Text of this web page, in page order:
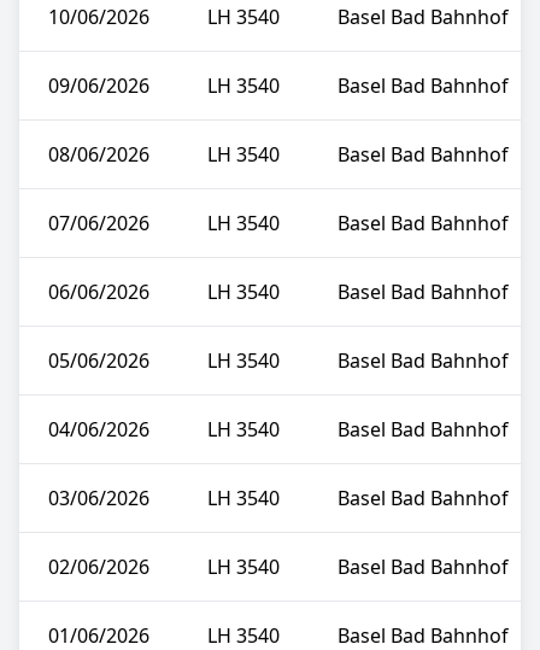
10/06/2026 LH 3540 Basel Bad Bahnhof
09/06/2026 LH 3540 Basel Bad Bahnhof
08/06/2026 LH 3540 Basel Bad Bahnhof
07/06/2026 LH 3540 Basel Bad Bahnhof
06/06/2026 LH 3540 Basel Bad Bahnhof
05/06/2026 LH 3540 Basel Bad Bahnhof
04/06/2026 LH 3540 Basel Bad Bahnhof
03/06/2026 LH 3540 Basel Bad Bahnhof
02/06/2026 LH 3540 Basel Bad Bahnhof
01/06/2026 LH 3540 Basel Bad Bahnhof